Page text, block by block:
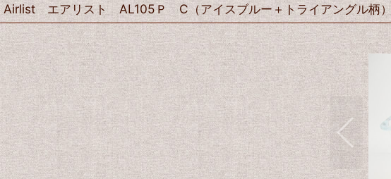
Airlist エアリスト AL105Ｐ C（アイスブルー＋トライアングル柄）